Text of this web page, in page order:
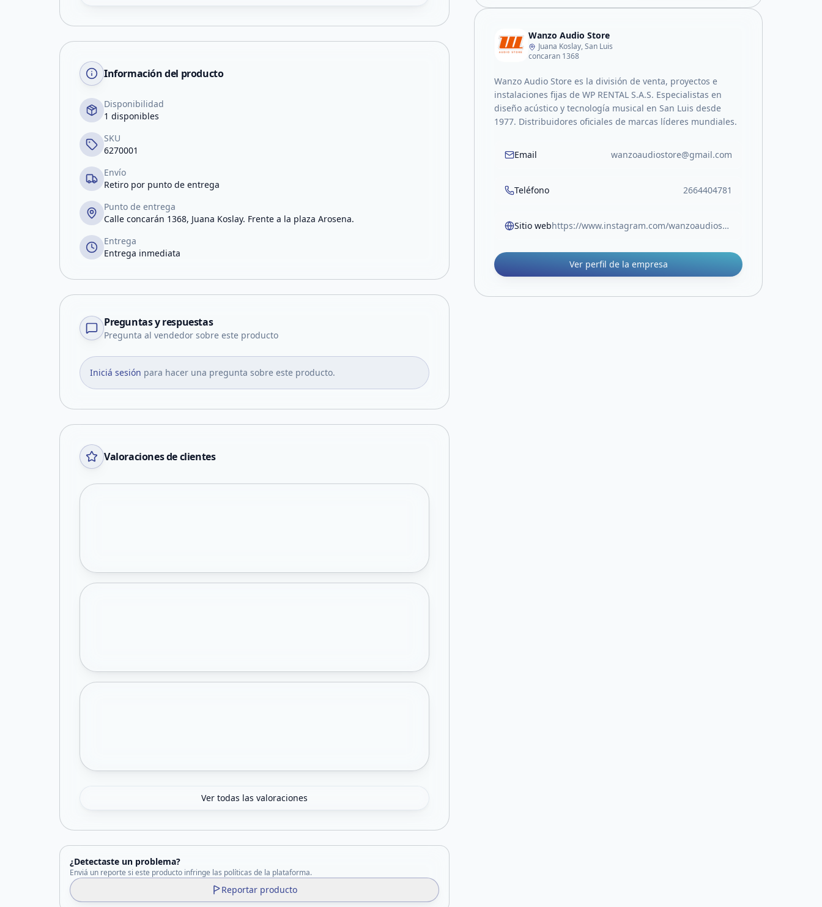
Información del producto
Disponibilidad
1 disponibles
SKU
6270001
Envío
Retiro por punto de entrega
Punto de entrega
Calle concarán 1368, Juana Koslay. Frente a la plaza Arosena.
Entrega
Entrega inmediata
Preguntas y respuestas
Pregunta al vendedor sobre este producto
Iniciá sesión para hacer una pregunta sobre este producto.
Valoraciones de clientes
Ver todas las valoraciones
¿Detectaste un problema?
Enviá un reporte si este producto infringe las políticas de la plataforma.
Reportar producto
Wanzo Audio Store
Juana Koslay, San Luis
concaran 1368
Wanzo Audio Store es la división de venta, proyectos e
instalaciones fijas de WP RENTAL S.A.S. Especialistas en
diseño acústico y tecnología musical en San Luis desde
1977. Distribuidores oficiales de marcas líderes mundiales.
Email wanzoaudiostore@gmail.com
Teléfono 2664404781
Sitio web https://www.instagram.com/wanzoaudiostore/
Ver perfil de la empresa